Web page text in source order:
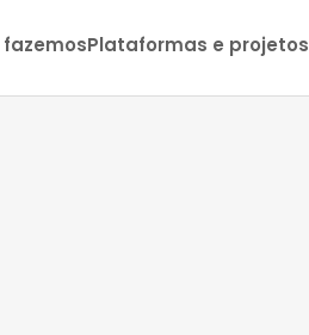
fazemosPlataformas e projetos